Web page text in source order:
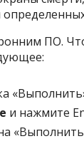
ПО.
и нажмите
«Выполнить